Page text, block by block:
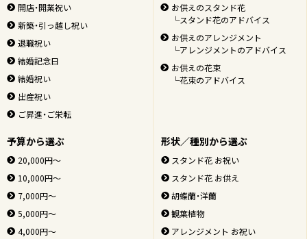
開店・開業祝い
新築・引っ越し祝い
退職祝い
結婚記念日
結婚祝い
出産祝い
ご昇進・ご栄転
お供えのスタンド花
└スタンド花のアドバイス
お供えのアレンジメント
└アレンジメントのアドバイス
お供えの花束
└花束のアドバイス
予算から選ぶ
20,000円～
10,000円～
7,000円～
5,000円～
4,000円～
形状／種別から選ぶ
スタンド花 お祝い
スタンド花 お供え
胡蝶蘭・洋蘭
観葉植物
アレンジメント お祝い